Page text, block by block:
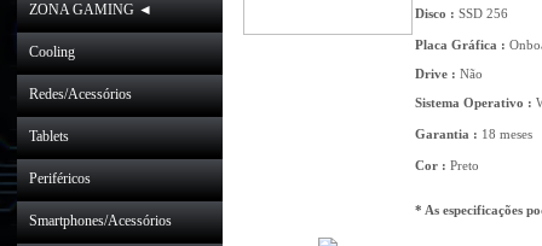
ZONA GAMING ◄
Cooling
Redes/Acessórios
Tablets
Periféricos
Smartphones/Acessórios
Disco : SSD 256
Placa Gráfica :
Drive : Não
Sistema Operativo :
Garantia : 18 meses
Cor : Preto
* As especificações